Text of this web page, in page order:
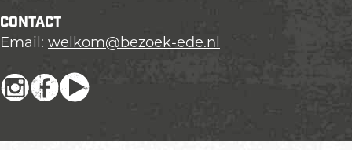
e
n
b
o
k
CONTACT
Email: welkom@bezoek-ede.nl
I
F
Y